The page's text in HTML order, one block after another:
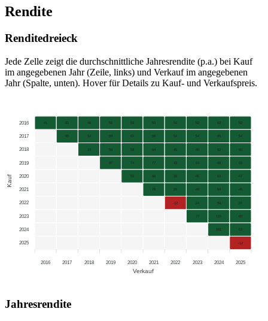
Rendite
Renditedreieck
Jede Zelle zeigt die durchschnittliche Jahresrendite (p.a.) bei Kauf
im angegebenen Jahr (Zeile, links) und Verkauf im angegebenen
Jahr (Spalte, unten). Hover für Details zu Kauf- und Verkaufspreis.
2016
2017
2018
2019
2020
2021
2022
2023
2024
2025
Kauf
41 61 48 61 59 63 50 52 62 52
85 53 69 65 68 51 54 65 54
23 59 58 64 45 49 62 50
97 74 77 49 54 68 53
55 68 36 45 63 47
78 26 40 64 45
-12 24 59 37
77 115 60
161 52
-12
2016 2017 2018 2019 2020 2021 2022 2023 2024 2025
Verkauf
Jahresrendite